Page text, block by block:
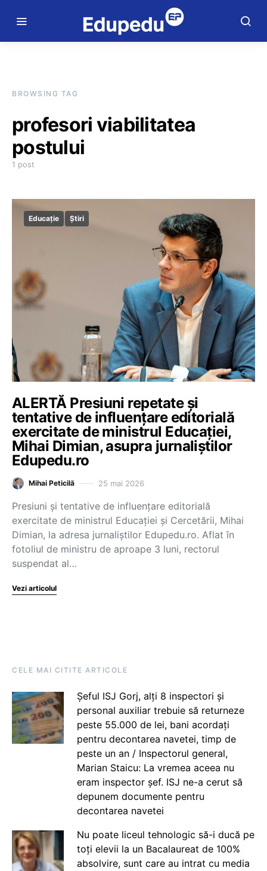
BROWSING TAG
profesori viabilitatea
postului
1 post
Educație Știri
ALERTĂ Presiuni repetate și
tentative de influențare editorială
exercitate de ministrul Educației,
Mihai Dimian, asupra jurnaliștilor
Edupedu.ro
Mihai Peticilă 25 mai 2026
Presiuni și tentative de influențare editorială
exercitate de ministrul Educației și Cercetării, Mihai
Dimian, la adresa jurnaliștilor Edupedu.ro. Aflat în
fotoliul de ministru de aproape 3 luni, rectorul
suspendat al…
Vezi articolul
CELE MAI CITITE ARTICOLE
Șeful ISJ Gorj, alți 8 inspectori și
personal auxiliar trebuie să returneze
peste 55.000 de lei, bani acordați
pentru decontarea navetei, timp de
peste un an / Inspectorul general,
Marian Staicu: La vremea aceea nu
eram inspector șef. ISJ ne-a cerut să
depunem documente pentru
decontarea navetei
Nu poate liceul tehnologic să-i ducă pe
toți elevii la un Bacalaureat de 100%
absolvire, sunt care au intrat cu media